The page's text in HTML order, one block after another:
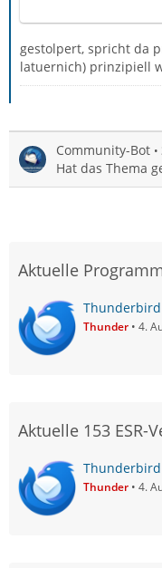
gestolpert, spricht da
latuernich) prinzipiell
Community-Bot
Hat das Thema
Aktuelle
Thunder 4.
Aktuelle 153 ESR-
Thunderbird
Thunder 4.